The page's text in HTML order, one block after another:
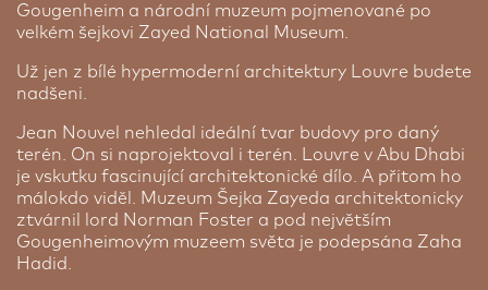
Gougenheim a národní muzeum pojmenované po
velkém šejkovi Zayed National Museum.
Už jen z bílé hypermoderní architektury Louvre budete
nadšeni.
Jean Nouvel nehledal ideální tvar budovy pro daný
terén. On si naprojektoval i terén. Louvre v Abu Dhabi
je vskutku fascinující architektonické dílo. A přitom ho
málokdo viděl. Muzeum Šejka Zayeda architektonicky
ztvárnil lord Norman Foster a pod největším
Gougenheimovým muzeem světa je podepsána Zaha
Hadid.